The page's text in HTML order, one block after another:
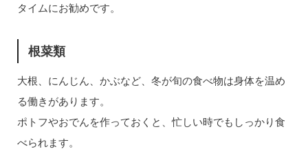
タイムにお勧めです。
根菜類
大根、にんじん、かぶなど、冬が旬の食べ物は身体を温め
る働きがあります。
ポトフやおでんを作っておくと、忙しい時でもしっかり食
べられます。